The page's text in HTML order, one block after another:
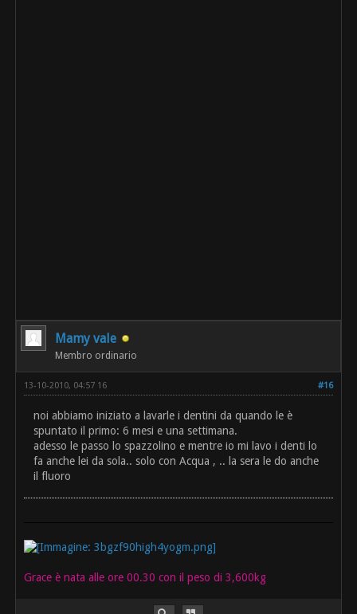
Mamy vale
Membro ordinario
#16
13-10-2010, 04:57 16
noi abbiamo iniziato a lavarle i dentini da quando le è
spuntato il primo: 6 mesi e una settimana.
adesso le passo lo spazzolino e mentre io mi lavo i denti lo
fa anche lei da sola.. solo con Acqua , .. la sera le do anche
il fluoro
Grace è nata alle ore 00.30 con il peso di 3,600kg